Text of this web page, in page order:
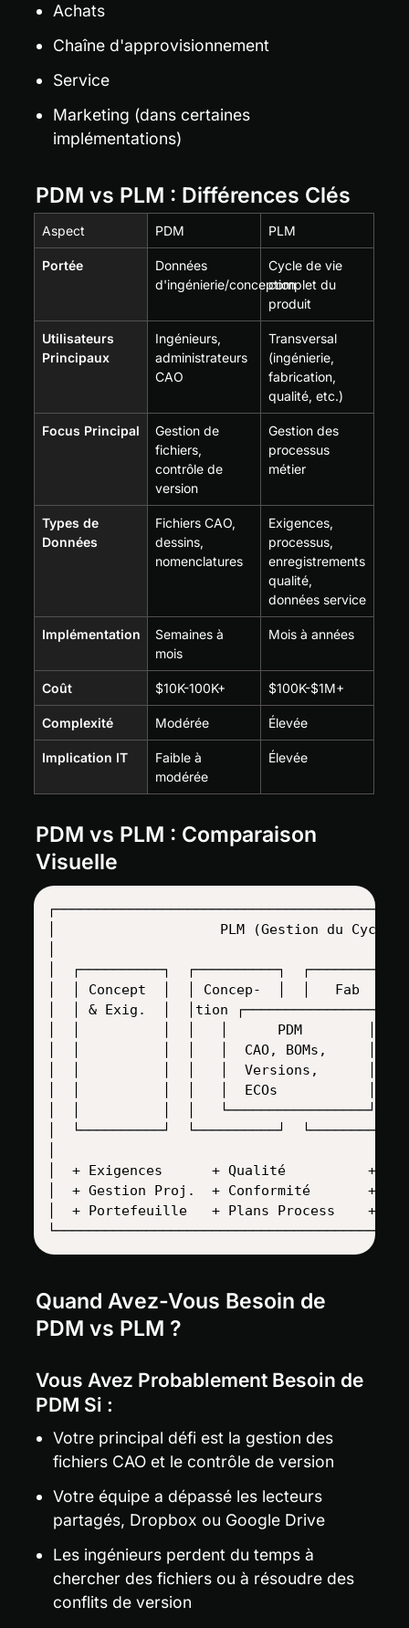
Achats
Chaîne d'approvisionnement
Service
Marketing (dans certaines
implémentations)
PDM vs PLM : Différences Clés
Aspect PDM PLM
Portée
Données
d'ingénierie/conception
Cycle de vie
complet du
produit
Utilisateurs
Principaux
Ingénieurs,
administrateurs
CAO
Transversal
(ingénierie,
fabrication,
qualité, etc.)
Focus Principal
Gestion de
fichiers,
contrôle de
version
Gestion des
processus
métier
Types de
Données
Fichiers CAO,
dessins,
nomenclatures
Exigences,
processus,
enregistrements
qualité,
données service
Implémentation
Semaines à
mois
Mois à années
Coût $10K-100K+ $100K-$1M+
Complexité Modérée Élevée
Implication IT
Faible à
modérée
Élevée
PDM vs PLM : Comparaison
Visuelle
│                    PLM (Gestion du Cycle
│  ┌──────────┐  ┌──────────┐
│  │ Concept  │  │ Concep-  │  │   Fab
│  │ & Exig.  │  │tion
│  │          │  │   │      PDM        │
│  │          │  │   │  CAO, BOMs,
│  │          │  │   │  Versions,      │
│  │          │  │   │  ECOs           │
│  │          │  │
│  └──────────┘  └──────────┘
│  + Exigences      + Qualité          +
│  + Gestion Proj.  + Conformité       +
│  + Portefeuille   + Plans Process    +
Quand Avez-Vous Besoin de
PDM vs PLM ?
Vous Avez Probablement Besoin de
PDM Si :
Votre principal défi est la gestion des
fichiers CAO et le contrôle de version
Votre équipe a dépassé les lecteurs
partagés, Dropbox ou Google Drive
Les ingénieurs perdent du temps à
chercher des fichiers ou à résoudre des
conflits de version